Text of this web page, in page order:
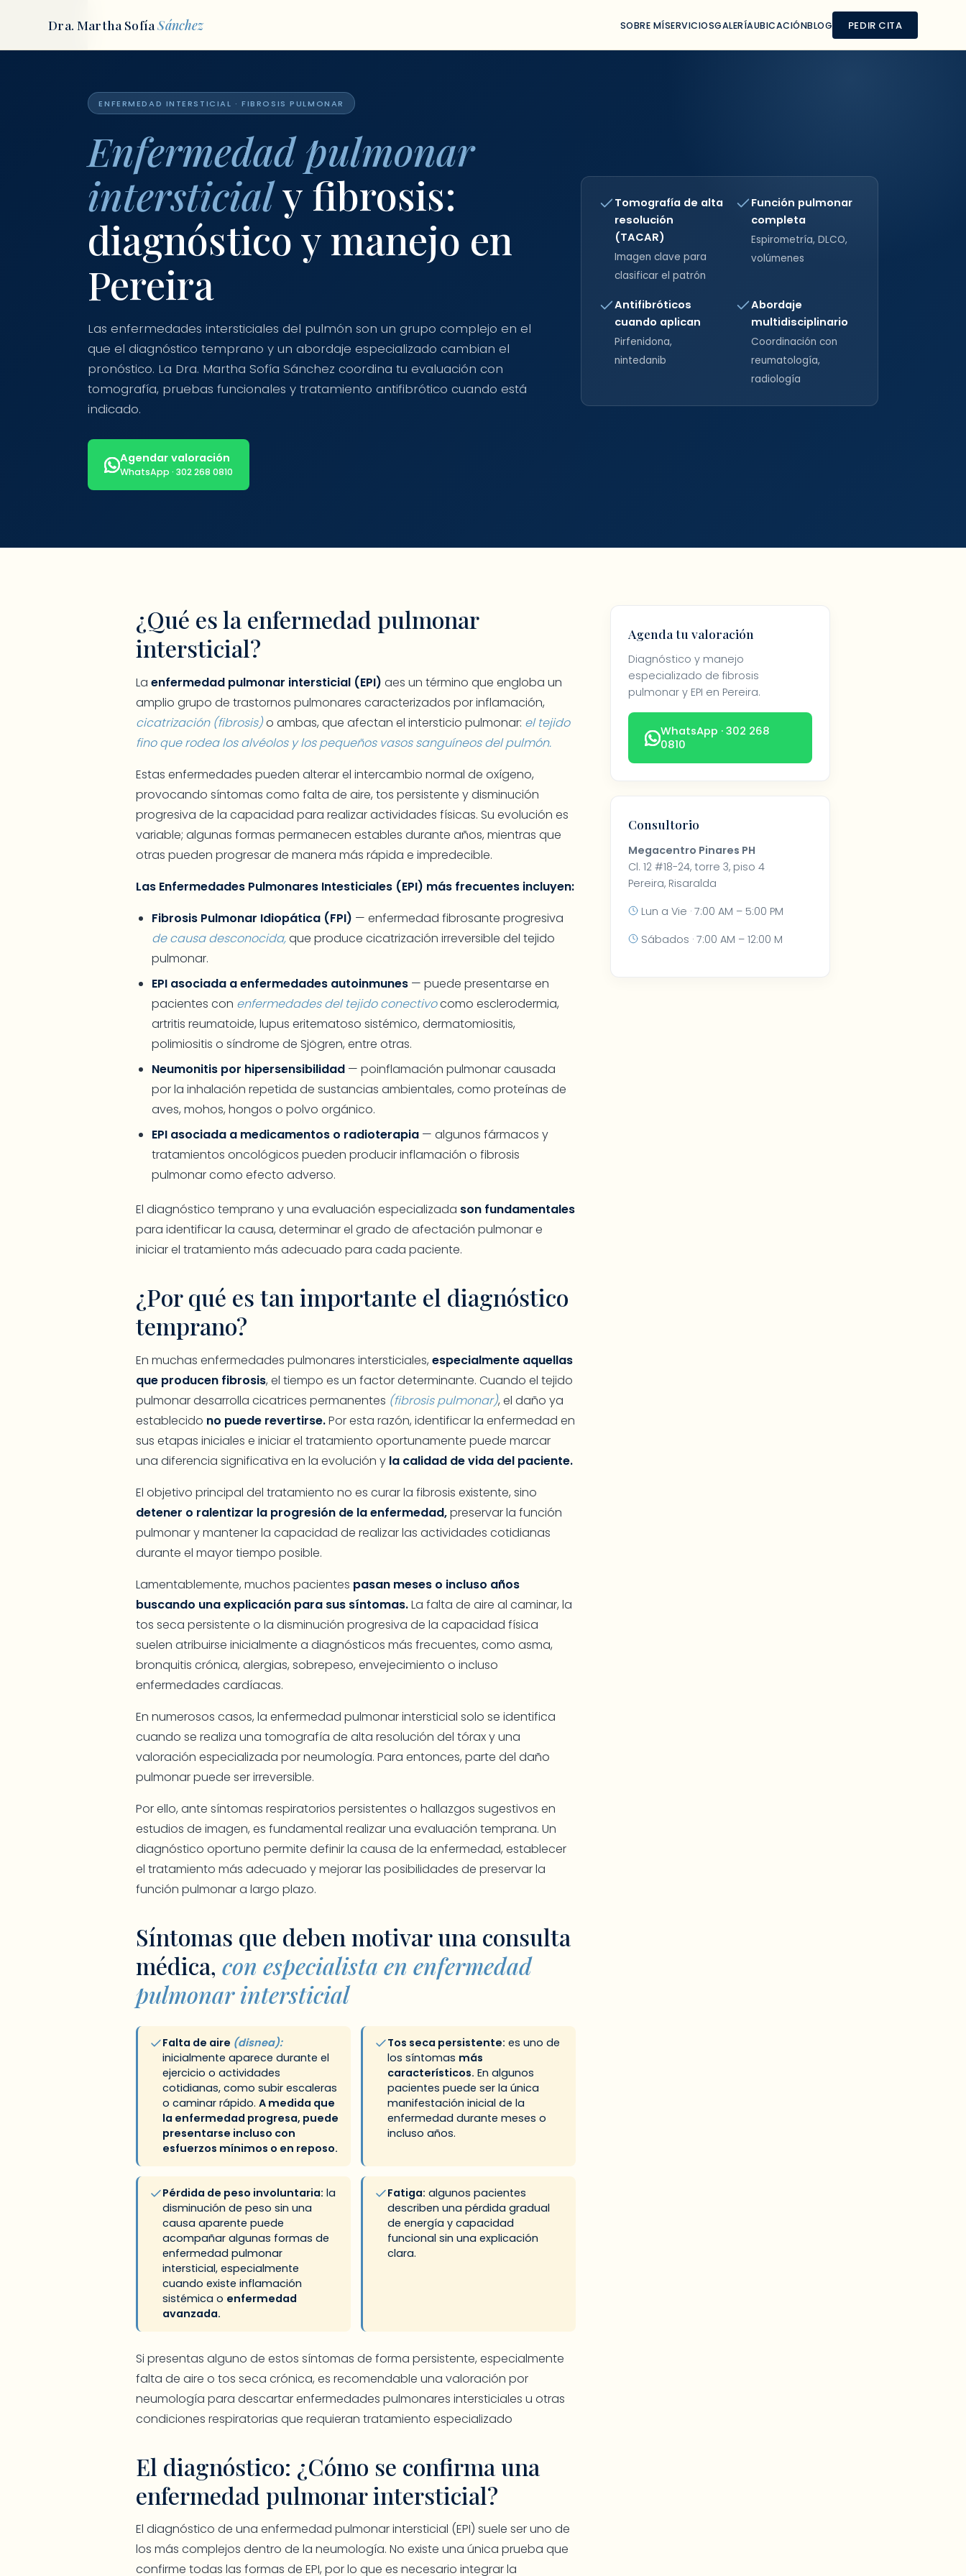
Dra. Martha SofíaSánchez SOBRE MÍSERVICIOSGALERÍAUBICACIÓNBLOG PEDIR CITA
Inicio / Enfermedad
ENFERMEDAD INTERSTICIAL · FIBROSIS PULMONAR
Enfermedad pulmonar
intersticialy fibrosis:
diagnóstico y manejo en
Pereira
Las enfermedades intersticiales del pulmón son un grupo complejo en el
que el diagnóstico temprano y un abordaje especializado cambian el
pronóstico. La Dra. Martha Sofía Sánchez coordina tu evaluación con
tomografía, pruebas funcionales y tratamiento antifibrótico cuando está
indicado.
Agendar valoración
WhatsApp · 302 268 0810
Tomografía de alta
resolución
(TACAR)
Imagen clave para
clasificar el patrón
Función pulmonar
completa
Espirometría, DLCO,
volúmenes
Antifibróticos
cuando aplican
Pirfenidona,
nintedanib
Abordaje
multidisciplinario
Coordinación con
reumatología,
radiología
¿Qué es la enfermedad pulmonar
intersticial?
Laenfermedad pulmonar intersticial (EPI) aes un término que engloba un
amplio grupo de trastornos pulmonares caracterizados por inflamación,
cicatrización (fibrosis)o ambas, que afectan el intersticio pulmonar: el tejido
fino que rodea los alvéolos y los pequeños vasos sanguíneos del pulmón.
Estas enfermedades pueden alterar el intercambio normal de oxígeno,
provocando síntomas como falta de aire, tos persistente y disminución
progresiva de la capacidad para realizar actividades físicas. Su evolución es
variable; algunas formas permanecen estables durante años, mientras que
otras pueden progresar de manera más rápida e impredecible.
Las Enfermedades Pulmonares Intesticiales (EPI) más frecuentes incluyen:
Fibrosis Pulmonar Idiopática (FPI) — enfermedad fibrosante progresiva
de causa desconocida,que produce cicatrización irreversible del tejido
pulmonar.
EPI asociada a enfermedades autoinmunes— puede presentarse en
pacientes con enfermedades del tejido conectivocomo esclerodermia,
artritis reumatoide, lupus eritematoso sistémico, dermatomiositis,
polimiositis o síndrome de Sjögren, entre otras.
Neumonitis por hipersensibilidad— poinflamación pulmonar causada
por la inhalación repetida de sustancias ambientales, como proteínas de
aves, mohos, hongos o polvo orgánico.
EPI asociada a medicamentos o radioterapia— algunos fármacos y
tratamientos oncológicos pueden producir inflamación o fibrosis
pulmonar como efecto adverso.
El diagnóstico temprano y una evaluación especializada son fundamentales
para identificar la causa, determinar el grado de afectación pulmonar e
iniciar el tratamiento más adecuado para cada paciente.
¿Por qué es tan importante el diagnóstico
temprano?
En muchas enfermedades pulmonares intersticiales,especialmente aquellas
que producen fibrosis, el tiempo es un factor determinante. Cuando el tejido
pulmonar desarrolla cicatrices permanentes (fibrosis pulmonar), el daño ya
establecido no puede revertirse.Por esta razón, identificar la enfermedad en
sus etapas iniciales e iniciar el tratamiento oportunamente puede marcar
una diferencia significativa en la evolución y la calidad de vida del paciente.
El objetivo principal del tratamiento no es curar la fibrosis existente, sino
detener o ralentizar la progresión de la enfermedad,preservar la función
pulmonar y mantener la capacidad de realizar las actividades cotidianas
durante el mayor tiempo posible.
Lamentablemente, muchos pacientes pasan meses o incluso años
buscando una explicación para sus síntomas.La falta de aire al caminar, la
tos seca persistente o la disminución progresiva de la capacidad física
suelen atribuirse inicialmente a diagnósticos más frecuentes, como asma,
bronquitis crónica, alergias, sobrepeso, envejecimiento o incluso
enfermedades cardíacas.
En numerosos casos, la enfermedad pulmonar intersticial solo se identifica
cuando se realiza una tomografía de alta resolución del tórax y una
valoración especializada por neumología. Para entonces, parte del daño
pulmonar puede ser irreversible.
Por ello, ante síntomas respiratorios persistentes o hallazgos sugestivos en
estudios de imagen, es fundamental realizar una evaluación temprana. Un
diagnóstico oportuno permite definir la causa de la enfermedad, establecer
el tratamiento más adecuado y mejorar las posibilidades de preservar la
función pulmonar a largo plazo.
Síntomas que deben motivar una consulta
médica,con especialista en enfermedad
pulmonar intersticial
Falta de aire (disnea):
inicialmente aparece durante el
ejercicio o actividades
cotidianas, como subir escaleras
o caminar rápido.A medida que
la enfermedad progresa, puede
presentarse incluso con
esfuerzos mínimos o en reposo.
Tos seca persistente: es uno de
los síntomas más
característicos. En algunos
pacientes puede ser la única
manifestación inicial de la
enfermedad durante meses o
incluso años.
Pérdida de peso involuntaria: la
disminución de peso sin una
causa aparente puede
acompañar algunas formas de
enfermedad pulmonar
intersticial, especialmente
cuando existe inflamación
sistémica o enfermedad
avanzada.
Fatiga: algunos pacientes
describen una pérdida gradual
de energía y capacidad
funcional sin una explicación
clara.
Si presentas alguno de estos síntomas de forma persistente, especialmente
falta de aire o tos seca crónica, es recomendable una valoración por
neumología para descartar enfermedades pulmonares intersticiales u otras
condiciones respiratorias que requieran tratamiento especializado
El diagnóstico: ¿Cómo se confirma una
enfermedad pulmonar intersticial?
El diagnóstico de una enfermedad pulmonar intersticial (EPI) suele ser uno de
los más complejos dentro de la neumología. No existe una única prueba que
confirme todas las formas de EPI, por lo que es necesario integrar la
Agenda tu valoración
Diagnóstico y manejo
especializado de fibrosis
pulmonar y EPI en Pereira.
WhatsApp · 302 268
0810
Consultorio
Megacentro Pinares PH
Cl. 12 #18-24, torre 3, piso 4
Pereira, Risaralda
Lun a Vie · 7:00 AM – 5:00 PM
Sábados · 7:00 AM – 12:00 M